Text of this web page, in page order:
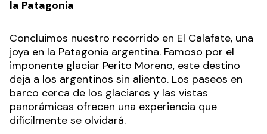
la Patagonia
Concluimos nuestro recorrido en El Calafate, una
joya en la Patagonia argentina. Famoso por el
imponente glaciar Perito Moreno, este destino
deja a los argentinos sin aliento. Los paseos en
barco cerca de los glaciares y las vistas
panorámicas ofrecen una experiencia que
difícilmente se olvidará.